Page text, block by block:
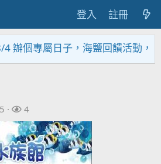
登入 註冊
個專屬日子，海鹽回饋活動，大家
關
注
者
4